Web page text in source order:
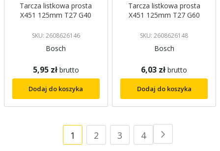
Tarcza listkowa prosta
X451 125mm T27 G40
SKU: 2608626146
Bosch
5,95 zł brutto
Dodaj do koszyka
Tarcza listkowa prosta
X451 125mm T27 G60
SKU: 2608626148
Bosch
6,03 zł brutto
Dodaj do koszyka
Strona
Aktualnie
1 Strona
2 Strona
3 Strona
4